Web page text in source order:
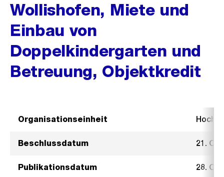
Wollishofen, Miete und
Einbau von
Doppelkindergarten und
Betreuung, Objektkredit
Organisationseinheit
Beschlussdatum 21.
Publikationsdatum 28.